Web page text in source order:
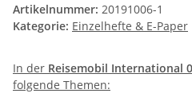
Artikelnummer: 20191006-1
Kategorie: Einzelhefte & E-Paper
In der Reisemobil International
folgende Themen: